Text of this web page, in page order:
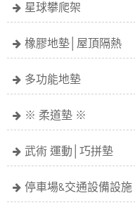
星球攀爬架
橡膠地墊│屋頂隔熱
多功能地墊
※ 柔道墊 ※
武術 運動│巧拼墊
停車場&交通設備設施